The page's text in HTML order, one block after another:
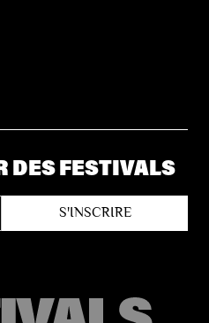
DES FESTIVALS